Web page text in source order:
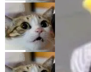
工具升级为企业的质量基
现实 过去两年，CIO们的
一是如何让大模型和智能
向生产，二是如何让测试
章从一个简单的例子切入
设置，如果用布尔值 +
ean 表示是否可切换，
色方案、深色方案——会
合。方案缺了、配置冲突
哪些组合有效，作者说，
S。如果你只看官方博客
个"AI 知识库 + 聊天机器
做，没什么新鲜的。 但
r 上把事情说清楚了： 今
re OS，一个带连接器的
有科技公司做的一样。只
局
Deno 团队开源 Celld，
布式 Durable Objects
Ryan Dahl 领导的 Deno
目 Celld，一个能在自己
Workers 和 Durable
局